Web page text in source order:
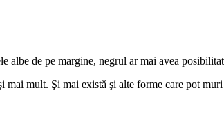
de pe margine, negrul ar mai avea
mult. Şi mai există şi alte forme care pot